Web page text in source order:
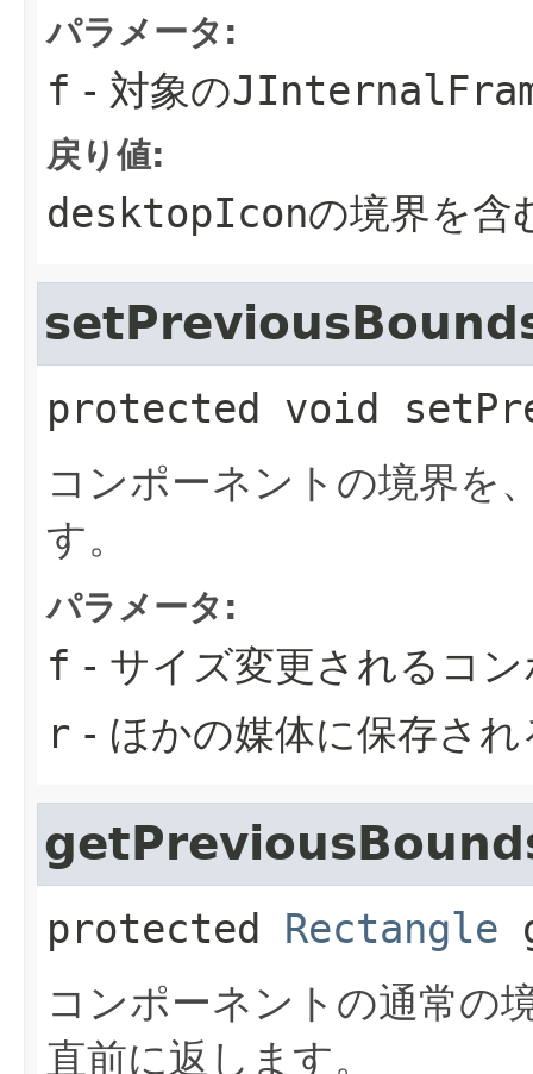
パラメータ:
f - 対象の
戻り値:
desktopIconの境界を含
protected void
コンポーネントの境界を
す。
パラメータ:
f - サイズ変更されるコ
r - ほかの媒体に保存さ
protected Rectangle
コンポーネントの通常の
直前に返します。